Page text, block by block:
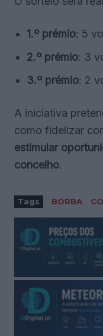
1.º prémio: 5
2.º prémio: 3
3.º prémio: 2
A iniciativa
como fidelizar
estimular
concelho.
Tags BORBA